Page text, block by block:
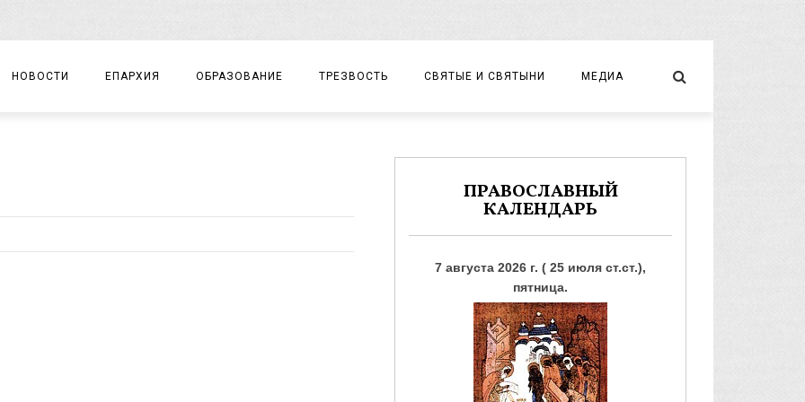
НОВОСТИ ЕПАРХИЯ
ДОКУМЕНТЫ
ЕПАРХИАЛЬНЫЕ ОТДЕЛЫ
ОБРАЗОВАНИЕ
ДЕТСКИЙ ТУРИЗМ
ТРЕЗВОСТЬ
ЗАМЕТКИ
СВЯТЫЕ И СВЯТЫНИ МЕДИА
ФОТО
ПРАВОСЛАВНЫЙ
КАЛЕНДАРЬ
7 августа 2026 г. ( 25 июля ст.ст.),
пятница.